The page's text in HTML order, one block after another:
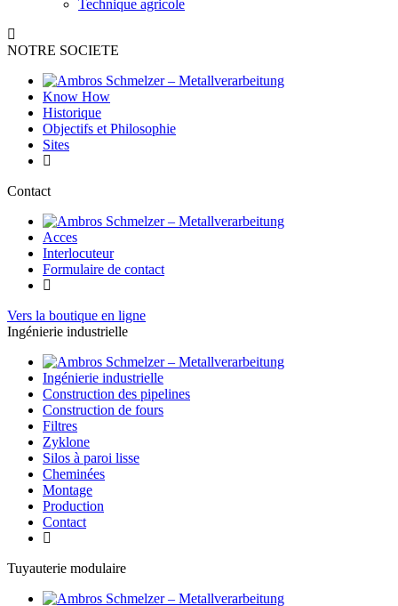
Technique agricole
NOTRE SOCIETE
Know How
Historique
Objectifs et Philosophie
Sites
Contact
Acces
Interlocuteur
Formulaire de contact
Vers la boutique en ligne
Ingénierie industrielle
Ingénierie industrielle
Construction des pipelines
Construction de fours
Filtres
Zyklone
Silos à paroi lisse
Cheminées
Montage
Production
Contact
Tuyauterie modulaire